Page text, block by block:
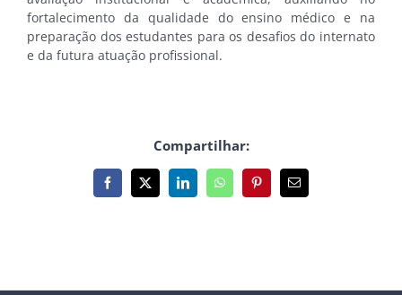
fortalecimento da qualidade do ensino médico e na
preparação dos estudantes para os desafios do internato
e da futura atuação profissional.
Compartilhar:
Facebook
X LinkedInWhatsAppPinterest
E-
mail